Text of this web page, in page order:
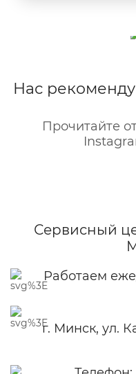
Нас
Прочитайте
Сервисный
Работаем
г. Минск, ул.